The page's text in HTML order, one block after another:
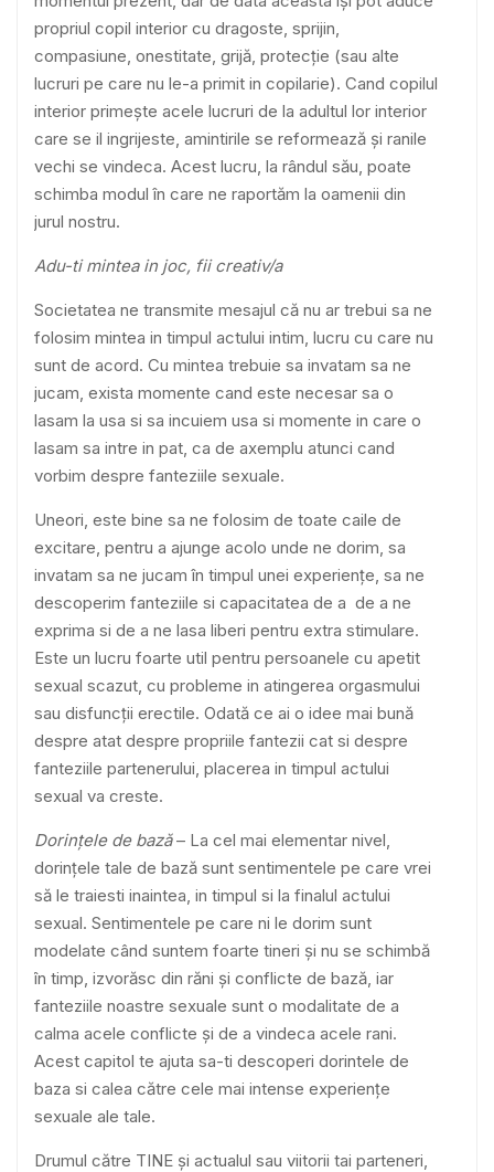
propriul copil interior cu dragoste, sprijin,
compasiune, onestitate, grijă, protecție (sau alte
lucruri pe care nu le-a primit in copilarie). Cand copilul
interior primește acele lucruri de la adultul lor interior
care se il ingrijeste, amintirile se reformează și ranile
vechi se vindeca. Acest lucru, la rândul său, poate
schimba modul în care ne raportăm la oamenii din
jurul nostru.
Adu-ti mintea in joc, fii creativ/a
Societatea ne transmite mesajul că nu ar trebui sa ne
folosim mintea in timpul actului intim, lucru cu care nu
sunt de acord. Cu mintea trebuie sa invatam sa ne
jucam, exista momente cand este necesar sa o
lasam la usa si sa incuiem usa si momente in care o
lasam sa intre in pat, ca de axemplu atunci cand
vorbim despre fanteziile sexuale.
Uneori, este bine sa ne folosim de toate caile de
excitare, pentru a ajunge acolo unde ne dorim, sa
invatam sa ne jucam în timpul unei experiențe, sa ne
descoperim fanteziile si capacitatea de a de a ne
exprima si de a ne lasa liberi pentru extra stimulare.
Este un lucru foarte util pentru persoanele cu apetit
sexual scazut, cu probleme in atingerea orgasmului
sau disfuncții erectile. Odată ce ai o idee mai bună
despre atat despre propriile fantezii cat si despre
fanteziile partenerului, placerea in timpul actului
sexual va creste.
Dorințele de bază– La cel mai elementar nivel,
dorințele tale de bază sunt sentimentele pe care vrei
să le traiesti inaintea, in timpul si la finalul actului
sexual. Sentimentele pe care ni le dorim sunt
modelate când suntem foarte tineri și nu se schimbă
în timp, izvorăsc din răni și conflicte de bază, iar
fanteziile noastre sexuale sunt o modalitate de a
calma acele conflicte și de a vindeca acele rani.
Acest capitol te ajuta sa-ti descoperi dorintele de
baza si calea către cele mai intense experiențe
sexuale ale tale.
Drumul către TINE și actualul sau viitorii tai parteneri,